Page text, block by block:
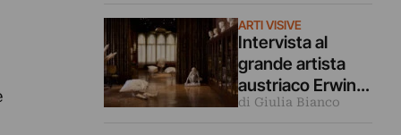
ARTI VISIVE
Intervista al
grande artista
austriaco Erwin
Wurm (che è in
di Giulia Bianco